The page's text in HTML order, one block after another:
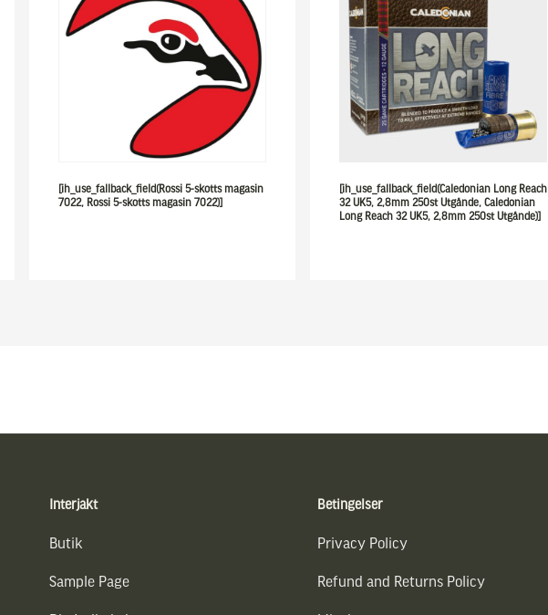
[ih_use_fallback_field(Rossi 5-skotts magasin
7022, Rossi 5-skotts magasin 7022)]
[ih_use_fallback_field(Caledonian Long Reach
32 UK5, 2,8mm 250st Utgånde, Caledonian
Long Reach 32 UK5, 2,8mm 250st Utgånde)]
Interjakt
Butik
Sample Page
Betingelser
Privacy Policy
Refund and Returns Policy